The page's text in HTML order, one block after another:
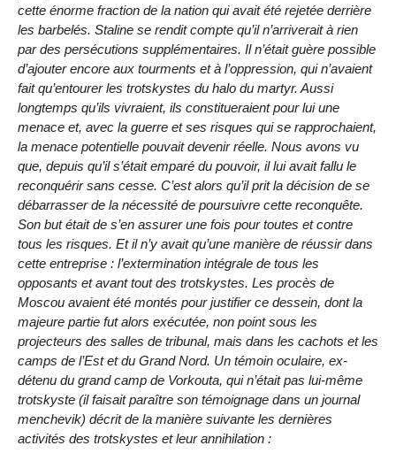
cette énorme fraction de la nation qui avait été rejetée derrière
les barbelés. Staline se rendit compte qu’il n’arriverait à rien
par des persécutions supplémentaires. Il n’était guère possible
d’ajouter encore aux tourments et à l’oppression, qui n’avaient
fait qu’entourer les trotskystes du halo du martyr. Aussi
longtemps qu’ils vivraient, ils constitueraient pour lui une
menace et, avec la guerre et ses risques qui se rapprochaient,
la menace potentielle pouvait devenir réelle. Nous avons vu
que, depuis qu’il s’était emparé du pouvoir, il lui avait fallu le
reconquérir sans cesse. C’est alors qu’il prit la décision de se
débarrasser de la nécessité de poursuivre cette reconquête.
Son but était de s’en assurer une fois pour toutes et contre
tous les risques. Et il n’y avait qu’une manière de réussir dans
cette entreprise : l’extermination intégrale de tous les
opposants et avant tout des trotskystes. Les procès de
Moscou avaient été montés pour justifier ce dessein, dont la
majeure partie fut alors exécutée, non point sous les
projecteurs des salles de tribunal, mais dans les cachots et les
camps de l’Est et du Grand Nord. Un témoin oculaire, ex-
détenu du grand camp de Vorkouta, qui n’était pas lui-même
trotskyste (il faisait paraître son témoignage dans un journal
menchevik) décrit de la manière suivante les dernières
activités des trotskystes et leur annihilation :